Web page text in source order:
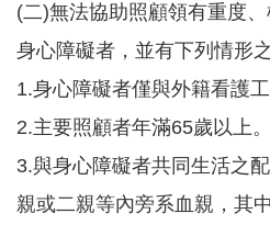
機
通
訊
錄
府
公
開
(二)無法協助照顧領有重度
身心障礙者，並有下列情形之
1.身心障礙者僅與外籍看護工
2.主要照顧者年滿65歲以上。
3.與身心障礙者共同生活之
親或二親等內旁系血親，其